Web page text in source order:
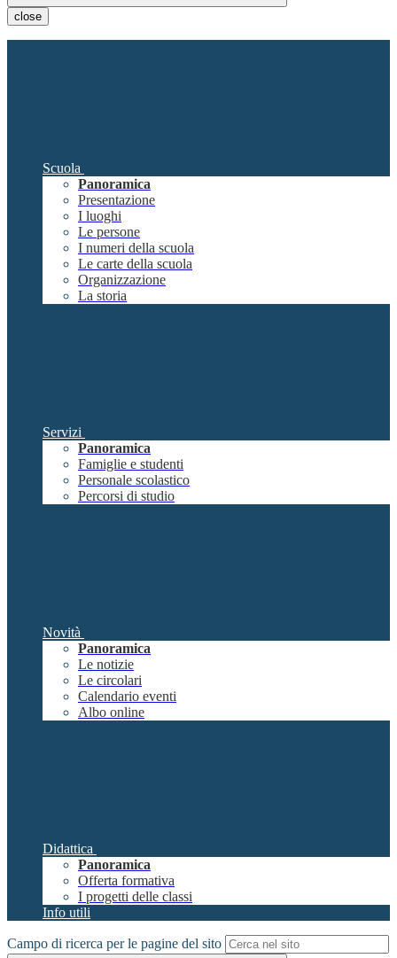
close
Scuola
Panoramica
Presentazione
I luoghi
Le persone
I numeri della scuola
Le carte della scuola
Organizzazione
La storia
Servizi
Panoramica
Famiglie e studenti
Personale scolastico
Percorsi di studio
Novità
Panoramica
Le notizie
Le circolari
Calendario eventi
Albo online
Didattica
Panoramica
Offerta formativa
I progetti delle classi
Info utili
Campo di ricerca per le pagine del sito